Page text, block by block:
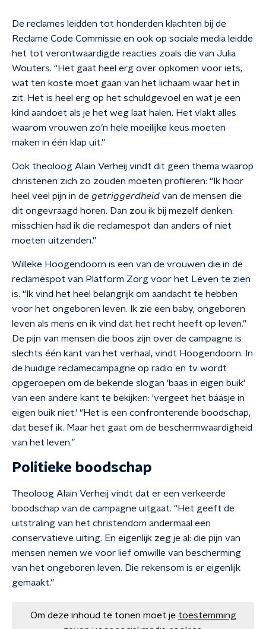
De reclames leidden tot honderden klachten bij de
Reclame Code Commissie en ook op sociale media leidde
het tot verontwaardigde reacties zoals die van Julia
Wouters. “Het gaat heel erg over opkomen voor iets,
wat ten koste moet gaan van het lichaam waar het in
zit. Het is heel erg op het schuldgevoel en wat je een
kind aandoet als je het weg laat halen. Het vlakt alles
waarom vrouwen zo’n hele moeilijke keus moeten
maken in één klap uit.”
Ook theoloog Alain Verheij vindt dit geen thema waarop
christenen zich zo zouden moeten profileren: “Ik hoor
heel veel pijn in de getriggerdheid van de mensen die
dit ongevraagd horen. Dan zou ik bij mezelf denken:
misschien had ik die reclamespot dan anders of niet
moeten uitzenden.”
Willeke Hoogendoorn is een van de vrouwen die in de
reclamespot van Platform Zorg voor het Leven te zien
is. “Ik vind het heel belangrijk om aandacht te hebben
voor het ongeboren leven. Ik zie een baby, ongeboren
leven als mens en ik vind dat het recht heeft op leven.”
De pijn van mensen die boos zijn over de campagne is
slechts één kant van het verhaal, vindt Hoogendoorn. In
de huidige reclamecampagne op radio en tv wordt
opgeroepen om de bekende slogan 'baas in eigen buik'
van een andere kant te bekijken: 'vergeet het báásje in
eigen buik niet.' "Het is een confronterende boodschap,
dat besef ik. Maar het gaat om de beschermwaardigheid
van het leven.”
Politieke boodschap
Theoloog Alain Verheij vindt dat er een verkeerde
boodschap van de campagne uitgaat. “Het geeft de
uitstraling van het christendom andermaal een
conservatieve uiting. En eigenlijk zeg je al: die pijn van
mensen nemen we voor lief omwille van bescherming
van het ongeboren leven. Die rekensom is er eigenlijk
gemaakt.”
Om deze inhoud te tonen moet je toestemming